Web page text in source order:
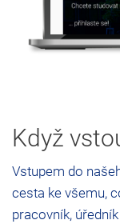
Když
Vstupem do
cesta ke všemu,
pracovník,